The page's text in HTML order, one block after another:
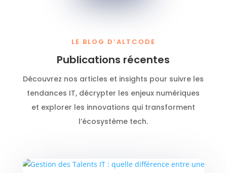
LE BLOG D’ALTCODE
Publications récentes
Découvrez nos articles et insights pour suivre les
tendances IT, décrypter les enjeux numériques
et explorer les innovations qui transforment
l’écosystème tech.